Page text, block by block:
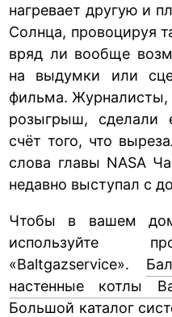
нагревает другую и
Солнца, провоцируя
вряд ли вообще
на выдумки или
фильма. Журналисты,
розыгрыш, сделали
счёт того, что
слова главы NASA
недавно выступал с
Чтобы в вашем
используйте
«Baltgazservice».
настенные котлы
Большой каталог